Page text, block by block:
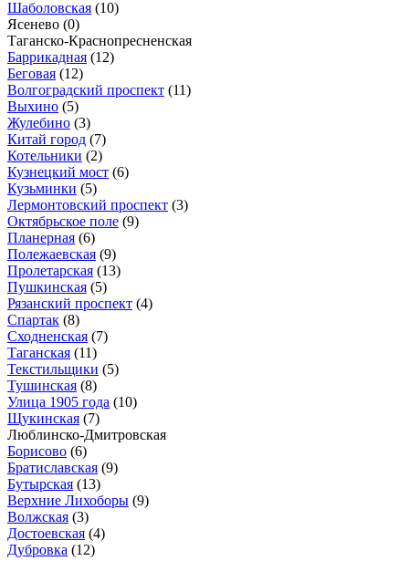
Шаболовская (10)
Ясенево (0)
Таганско-Краснопресненская
Баррикадная (12)
Беговая (12)
Волгоградский проспект (11)
Выхино (5)
Жулебино (3)
Китай город (7)
Котельники (2)
Кузнецкий мост (6)
Кузьминки (5)
Лермонтовский проспект (3)
Октябрьское поле (9)
Планерная (6)
Полежаевская (9)
Пролетарская (13)
Пушкинская (5)
Рязанский проспект (4)
Спартак (8)
Сходненская (7)
Таганская (11)
Текстильщики (5)
Тушинская (8)
Улица 1905 года (10)
Щукинская (7)
Люблинско-Дмитровская
Борисово (6)
Братиславская (9)
Бутырская (13)
Верхние Лихоборы (9)
Волжская (3)
Достоевская (4)
Дубровка (12)